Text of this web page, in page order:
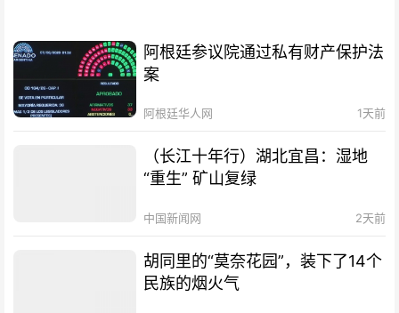
阿根廷参议院通过私有财产保护法
案
阿根廷华人网 1天前
（长江十年行）湖北宜昌：湿地
“重生” 矿山复绿
中国新闻网 2天前
胡同里的“莫奈花园”，装下了14个
民族的烟火气